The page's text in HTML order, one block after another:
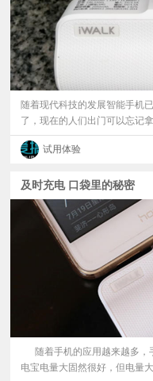
随着现代科技的发展智能手机
了，现在的人们出门可以忘记
试用体验
及时充电 口袋里的秘密
随着手机的应用越来越多，
电宝电量大固然很好，但电量大